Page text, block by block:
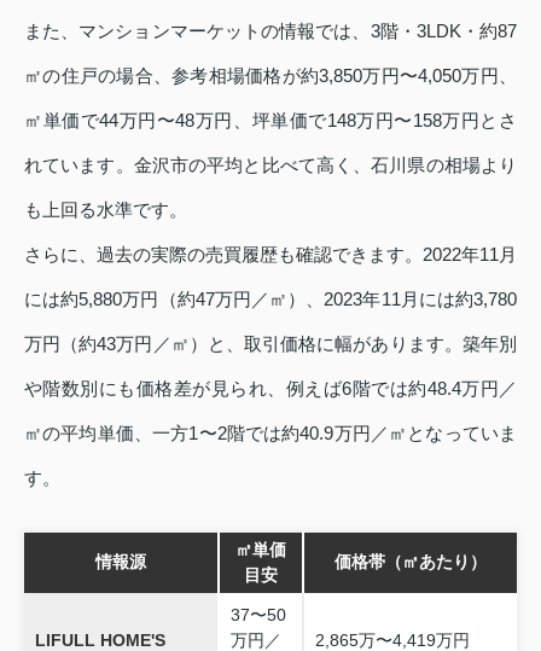
また、マンションマーケットの情報では、3階・3LDK・約87
㎡の住戸の場合、参考相場価格が約3,850万円〜4,050万円、
㎡単価で44万円〜48万円、坪単価で148万円〜158万円とさ
れています。金沢市の平均と比べて高く、石川県の相場より
も上回る水準です。
さらに、過去の実際の売買履歴も確認できます。2022年11月
には約5,880万円（約47万円／㎡）、2023年11月には約3,780
万円（約43万円／㎡）と、取引価格に幅があります。築年別
や階数別にも価格差が見られ、例えば6階では約48.4万円／
㎡の平均単価、一方1〜2階では約40.9万円／㎡となっていま
す。
情報源
㎡単価
目安
価格帯（㎡あたり）
LIFULL HOME'S
37〜50
万円／
2,865万〜4,419万円